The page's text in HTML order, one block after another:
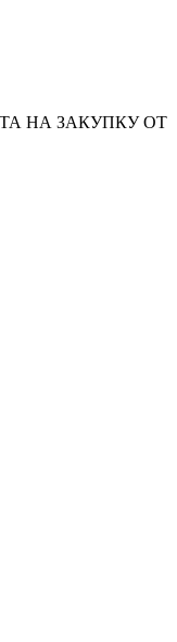
НА ЗАКУПКУ ОТ